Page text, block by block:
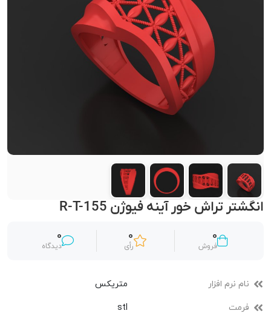
انگشتر تراش خور آینه فیوژن R-T-155
0
فروش
0
رأی
0
دیدگاه
نام نرم افزار متریکس
فرمت stl